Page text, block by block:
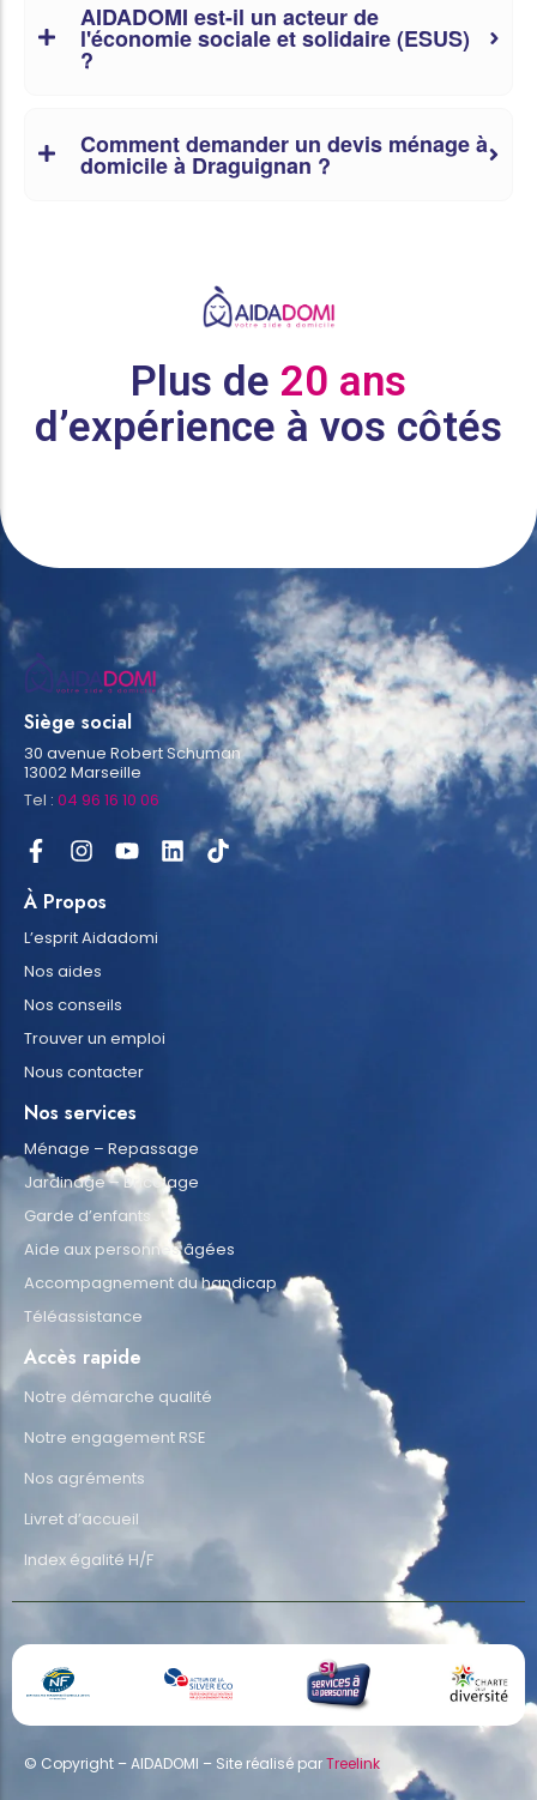
AIDADOMI est-il un acteur de
l'économie sociale et solidaire (ESUS)
?
Comment demander un devis ménage à
domicile à Draguignan ?
Plus de 20 ans
d’expérience à vos côtés
Siège social
30 avenue Robert Schuman
13002 Marseille
Tel : 04 96 16 10 06
À Propos
L’esprit Aidadomi
Nos aides
Nos conseils
Trouver un emploi
Nous contacter
Nos services
Ménage – Repassage
Jardinage – Bricolage
Garde d’enfants
Aide aux personnes âgées
Accompagnement du handicap
Téléassistance
Accès rapide
Notre démarche qualité
Notre engagement RSE
Nos agréments
Livret d’accueil
Index égalité H/F
© Copyright – AIDADOMI – Site réalisé parTreelink